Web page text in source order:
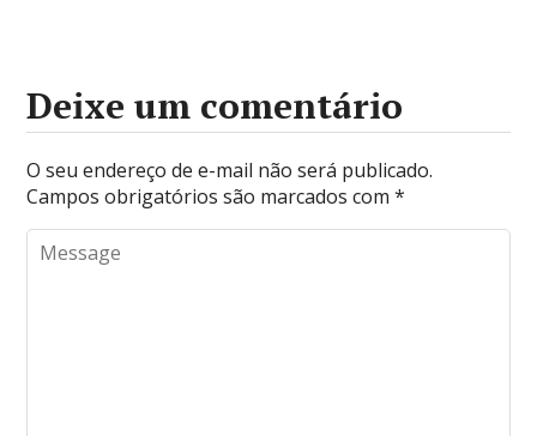
Deixe um comentário
O seu endereço de e-mail não será publicado.
Campos obrigatórios são marcados com*